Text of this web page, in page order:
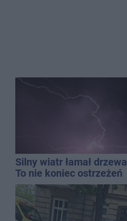
Silny wiatr łamał
To nie koniec ostrzeżeń